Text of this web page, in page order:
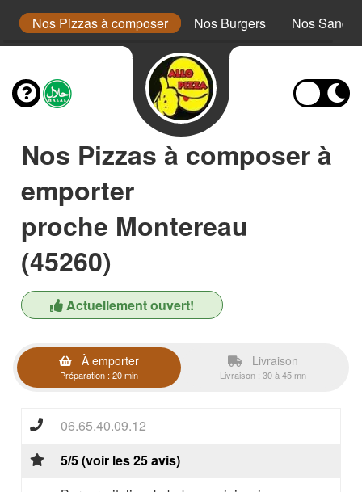
Nos Pizzas à composer Nos Burgers Nos
Nos Pizzas à composer à
emporter
proche Montereau
(45260)
Actuellement ouvert!
À emporter
Préparation : 20 min
Livraison
Livraison : 30 à 45 mn
06.65.40.09.12
5/5 (voir les 25 avis)